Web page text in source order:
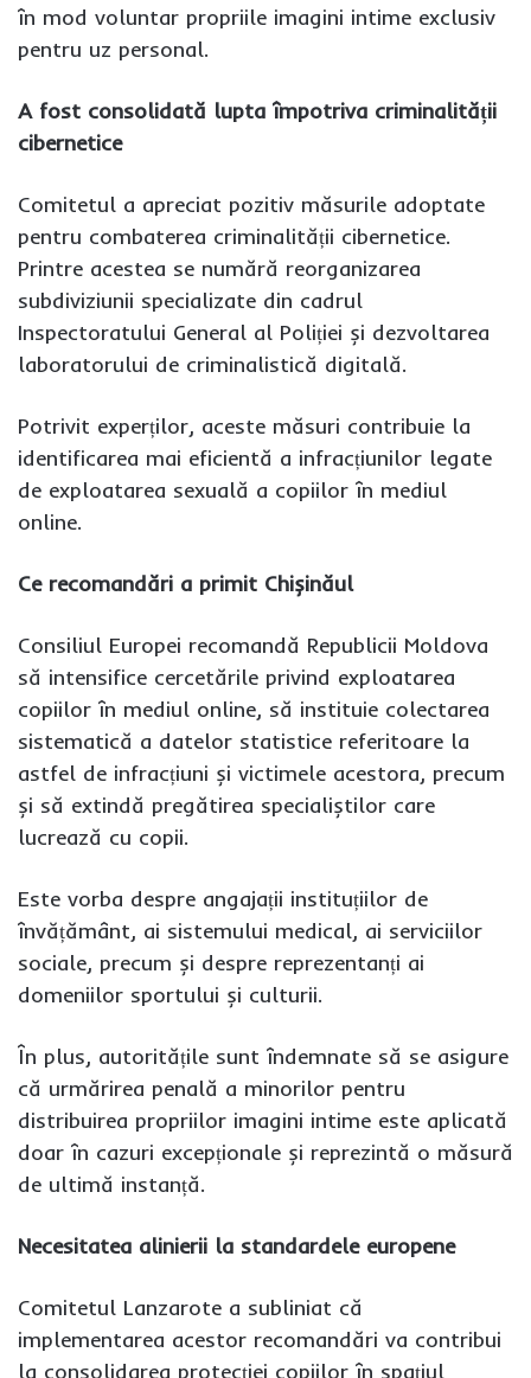
în mod voluntar propriile imagini intime exclusiv
pentru uz personal.
A fost consolidată lupta împotriva criminalității
cibernetice
Comitetul a apreciat pozitiv măsurile adoptate
pentru combaterea criminalității cibernetice.
Printre acestea se numără reorganizarea
subdiviziunii specializate din cadrul
Inspectoratului General al Poliției și dezvoltarea
laboratorului de criminalistică digitală.
Potrivit experților, aceste măsuri contribuie la
identificarea mai eficientă a infracțiunilor legate
de exploatarea sexuală a copiilor în mediul
online.
Ce recomandări a primit Chișinăul
Consiliul Europei recomandă Republicii Moldova
să intensifice cercetările privind exploatarea
copiilor în mediul online, să instituie colectarea
sistematică a datelor statistice referitoare la
astfel de infracțiuni și victimele acestora, precum
și să extindă pregătirea specialiștilor care
lucrează cu copii.
Este vorba despre angajații instituțiilor de
învățământ, ai sistemului medical, ai serviciilor
sociale, precum și despre reprezentanți ai
domeniilor sportului și culturii.
În plus, autoritățile sunt îndemnate să se asigure
că urmărirea penală a minorilor pentru
distribuirea propriilor imagini intime este aplicată
doar în cazuri excepționale și reprezintă o măsură
de ultimă instanță.
Necesitatea alinierii la standardele europene
Comitetul Lanzarote a subliniat că
implementarea acestor recomandări va contribui
la consolidarea protecției copiilor în spațiul